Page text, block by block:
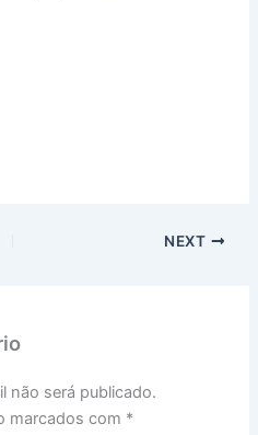
NEXT
não será publicado.
marcados com *